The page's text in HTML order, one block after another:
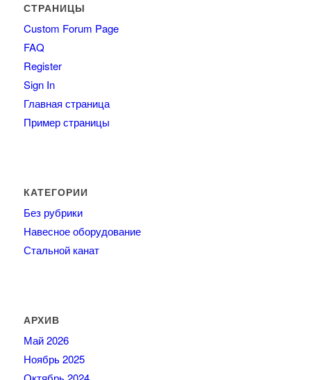
СТРАНИЦЫ
Custom Forum Page
FAQ
Register
Sign In
Главная страница
Пример страницы
КАТЕГОРИИ
Без рубрики
Навесное оборудование
Стальной канат
АРХИВ
Май 2026
Ноябрь 2025